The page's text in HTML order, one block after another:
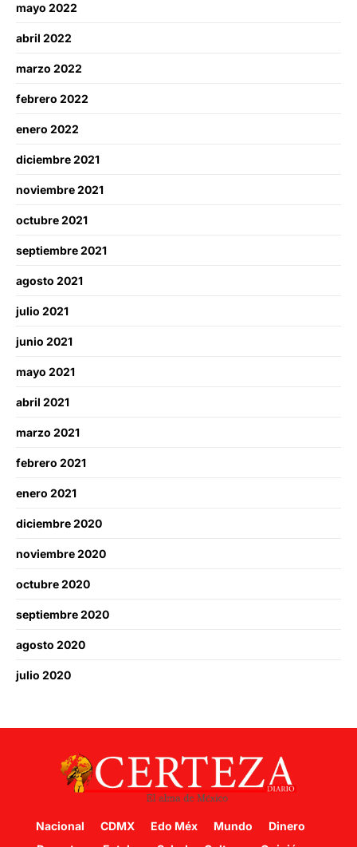
mayo 2022
abril 2022
marzo 2022
febrero 2022
enero 2022
diciembre 2021
noviembre 2021
octubre 2021
septiembre 2021
agosto 2021
julio 2021
junio 2021
mayo 2021
abril 2021
marzo 2021
febrero 2021
enero 2021
diciembre 2020
noviembre 2020
octubre 2020
septiembre 2020
agosto 2020
julio 2020
Nacional CDMX Edo Méx Mundo
Dinero